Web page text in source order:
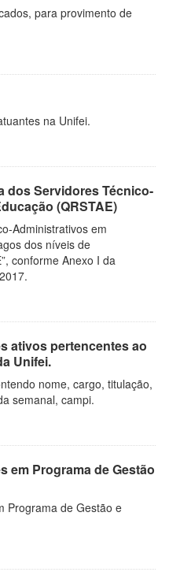
para provimento de
na Unifei.
dos Servidores Técnico-
(QRSTAE)
Administrativos em
dos níveis de
conforme Anexo I da
ativos pertencentes ao
Unifei.
nome, cargo, titulação,
semanal, campi.
em Programa de Gestão
Programa de Gestão e